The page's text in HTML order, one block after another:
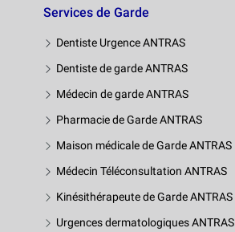
Services de Garde
Dentiste Urgence ANTRAS
Dentiste de garde ANTRAS
Médecin de garde ANTRAS
Pharmacie de Garde ANTRAS
Maison médicale de Garde ANTRAS
Médecin Téléconsultation ANTRAS
Kinésithérapeute de Garde ANTRAS
Urgences dermatologiques ANTRAS